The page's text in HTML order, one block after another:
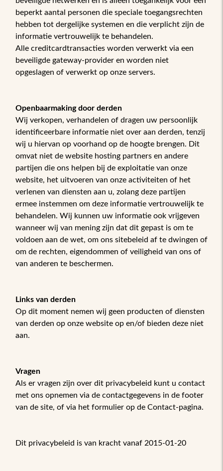
beperkt aantal personen die speciale toegangsrechten
hebben tot dergelijke systemen en die verplicht zijn de
informatie vertrouwelijk te behandelen.
Alle creditcardtransacties worden verwerkt via een
beveiligde gateway-provider en worden niet
opgeslagen of verwerkt op onze servers.
Openbaarmaking door derden
Wij verkopen, verhandelen of dragen uw persoonlijk
identificeerbare informatie niet over aan derden, tenzij
wij u hiervan op voorhand op de hoogte brengen. Dit
omvat niet de website hosting partners en andere
partijen die ons helpen bij de exploitatie van onze
website, het uitvoeren van onze activiteiten of het
verlenen van diensten aan u, zolang deze partijen
ermee instemmen om deze informatie vertrouwelijk te
behandelen. Wij kunnen uw informatie ook vrijgeven
wanneer wij van mening zijn dat dit gepast is om te
voldoen aan de wet, om ons sitebeleid af te dwingen of
om de rechten, eigendommen of veiligheid van ons of
van anderen te beschermen.
Links van derden
Op dit moment nemen wij geen producten of diensten
van derden op onze website op en/of bieden deze niet
aan.
Vragen
Als er vragen zijn over dit privacybeleid kunt u contact
met ons opnemen via de contactgegevens in de footer
van de site, of via het formulier op de Contact-pagina.
Dit privacybeleid is van kracht vanaf 2015-01-20